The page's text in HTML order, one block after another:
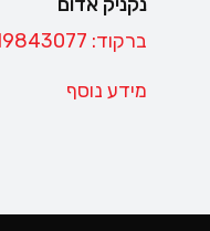
ברקוד: 7290119843077
מידע נוסף